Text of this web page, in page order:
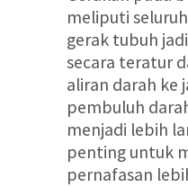
meliputi
gerak tubuh
secara teratur
aliran darah ke
pembuluh
menjadi lebih
penting untuk
pernafasan